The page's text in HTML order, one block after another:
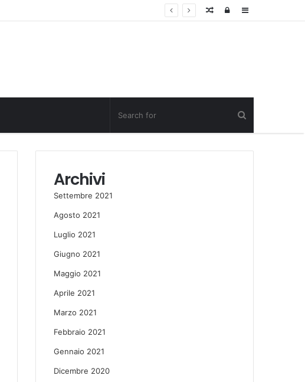
Sidebar
Log
Random
Archivi
Settembre 2021
Agosto 2021
Luglio 2021
Giugno 2021
Maggio 2021
Aprile 2021
Marzo 2021
Febbraio 2021
Gennaio 2021
Dicembre 2020